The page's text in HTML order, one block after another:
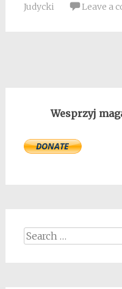
Judycki
Leave a
Wesprzyj
Search
for: